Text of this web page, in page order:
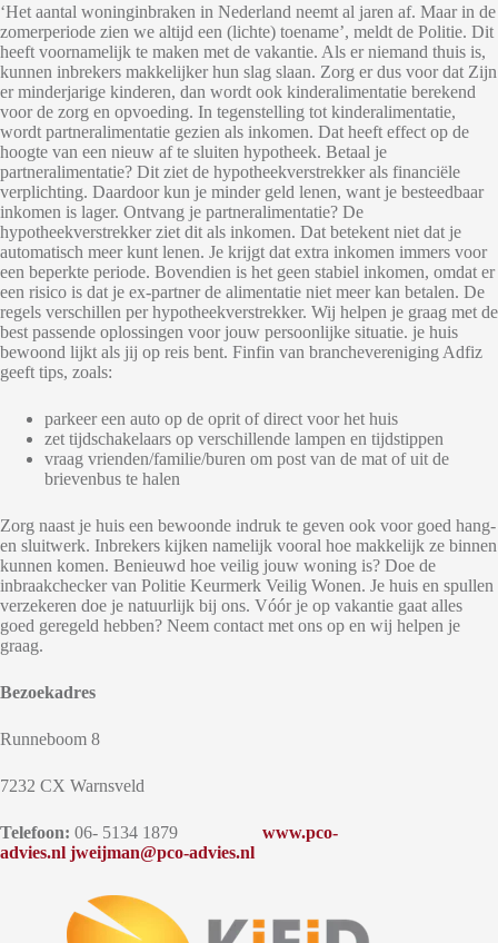
‘Het aantal woninginbraken in Nederland neemt al jaren af. Maar in de
zomerperiode zien we altijd een (lichte) toename’, meldt de Politie. Dit
heeft voornamelijk te maken met de vakantie. Als er niemand thuis is,
kunnen inbrekers makkelijker hun slag slaan. Zorg er dus voor dat Zijn
er minderjarige kinderen, dan wordt ook kinderalimentatie berekend
voor de zorg en opvoeding. In tegenstelling tot kinderalimentatie,
wordt partneralimentatie gezien als inkomen. Dat heeft effect op de
hoogte van een nieuw af te sluiten hypotheek. Betaal je
partneralimentatie? Dit ziet de hypotheekverstrekker als financiële
verplichting. Daardoor kun je minder geld lenen, want je besteedbaar
inkomen is lager. Ontvang je partneralimentatie? De
hypotheekverstrekker ziet dit als inkomen. Dat betekent niet dat je
automatisch meer kunt lenen. Je krijgt dat extra inkomen immers voor
een beperkte periode. Bovendien is het geen stabiel inkomen, omdat er
een risico is dat je ex-partner de alimentatie niet meer kan betalen. De
regels verschillen per hypotheekverstrekker. Wij helpen je graag met de
best passende oplossingen voor jouw persoonlijke situatie. je huis
bewoond lijkt als jij op reis bent. Finfin van branchevereniging Adfiz
geeft tips, zoals:
parkeer een auto op de oprit of direct voor het huis
zet tijdschakelaars op verschillende lampen en tijdstippen
vraag vrienden/familie/buren om post van de mat of uit de
brievenbus te halen
Zorg naast je huis een bewoonde indruk te geven ook voor goed hang-
en sluitwerk. Inbrekers kijken namelijk vooral hoe makkelijk ze binnen
kunnen komen. Benieuwd hoe veilig jouw woning is? Doe de
inbraakchecker van Politie Keurmerk Veilig Wonen. Je huis en spullen
verzekeren doe je natuurlijk bij ons. Vóór je op vakantie gaat alles
goed geregeld hebben? Neem contact met ons op en wij helpen je
graag.
Bezoekadres
Runneboom 8
7232 CX Warnsveld
Telefoon: 06- 5134 1879 www.pco-
advies.nl jweijman@pco-advies.nl